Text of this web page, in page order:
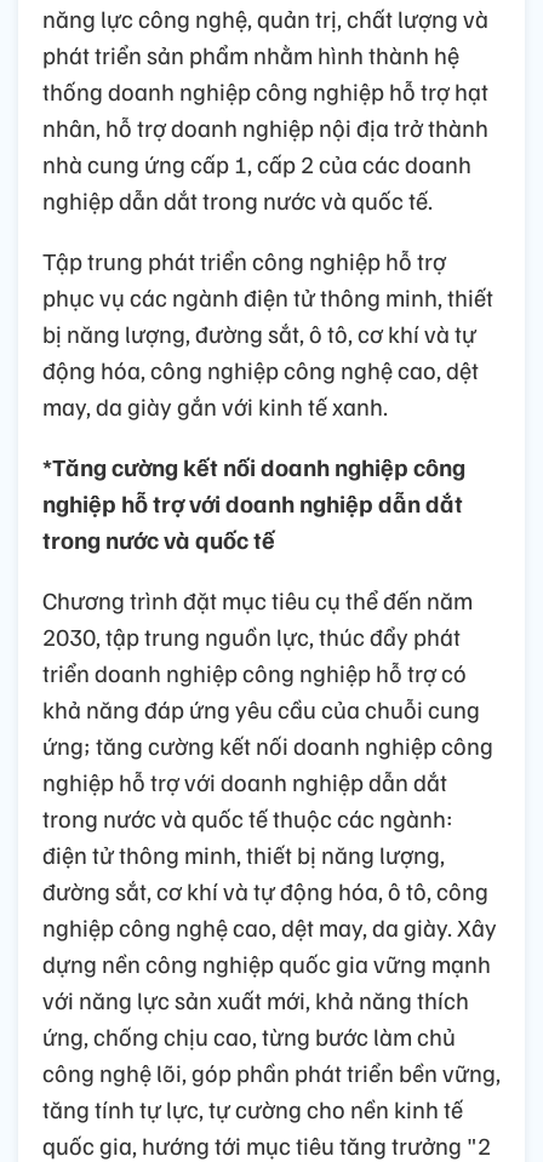
năng lực công nghệ, quản trị, chất lượng và
phát triển sản phẩm nhằm hình thành hệ
thống doanh nghiệp công nghiệp hỗ trợ hạt
nhân, hỗ trợ doanh nghiệp nội địa trở thành
nhà cung ứng cấp 1, cấp 2 của các doanh
nghiệp dẫn dắt trong nước và quốc tế.
Tập trung phát triển công nghiệp hỗ trợ
phục vụ các ngành điện tử thông minh, thiết
bị năng lượng, đường sắt, ô tô, cơ khí và tự
động hóa, công nghiệp công nghệ cao, dệt
may, da giày gắn với kinh tế xanh.
*Tăng cường kết nối doanh nghiệp công
nghiệp hỗ trợ với doanh nghiệp dẫn dắt
trong nước và quốc tế
Chương trình đặt mục tiêu cụ thể đến năm
2030, tập trung nguồn lực, thúc đẩy phát
triển doanh nghiệp công nghiệp hỗ trợ có
khả năng đáp ứng yêu cầu của chuỗi cung
ứng; tăng cường kết nối doanh nghiệp công
nghiệp hỗ trợ với doanh nghiệp dẫn dắt
trong nước và quốc tế thuộc các ngành:
điện tử thông minh, thiết bị năng lượng,
đường sắt, cơ khí và tự động hóa, ô tô, công
nghiệp công nghệ cao, dệt may, da giày. Xây
dựng nền công nghiệp quốc gia vững mạnh
với năng lực sản xuất mới, khả năng thích
ứng, chống chịu cao, từng bước làm chủ
công nghệ lõi, góp phần phát triển bền vững,
tăng tính tự lực, tự cường cho nền kinh tế
quốc gia, hướng tới mục tiêu tăng trưởng "2